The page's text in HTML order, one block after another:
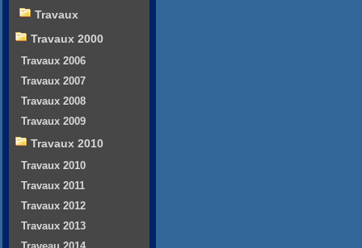
Travaux
Travaux 2000
Travaux 2006
Travaux 2007
Travaux 2008
Travaux 2009
Travaux 2010
Travaux 2010
Travaux 2011
Travaux 2012
Travaux 2013